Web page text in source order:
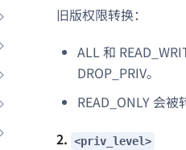
旧版权限转换：
ALL 和
DROP_PRIV。
READ_ONLY 会被
2. <priv_level>